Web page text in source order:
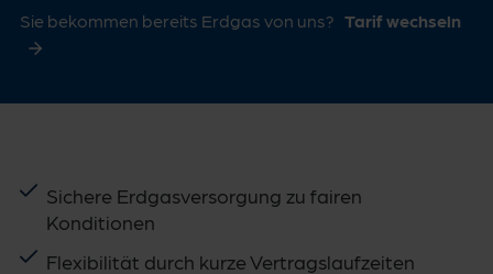
Sie bekommen bereits Erdgas von uns? Tarif wechseln
Sichere Erdgasversorgung zu fairen
Konditionen
Flexibilität durch kurze Vertragslaufzeiten